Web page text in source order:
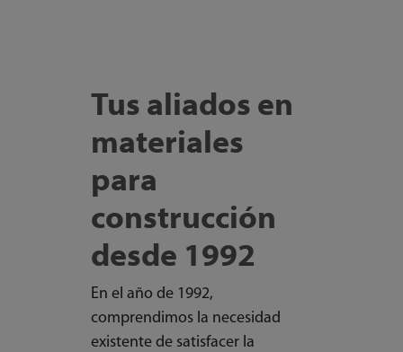
Tus aliados en
materiales
para
construcción
desde 1992
En el año de 1992,
comprendimos la necesidad
existente de satisfacer la